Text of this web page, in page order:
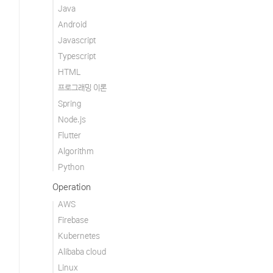
Java
Android
Javascript
Typescript
HTML
프로그래밍 이론
Spring
Node.js
Flutter
Algorithm
Python
Operation
AWS
Firebase
Kubernetes
Alibaba cloud
Linux